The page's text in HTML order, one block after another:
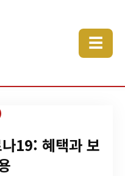
☰
19: 혜택과 보